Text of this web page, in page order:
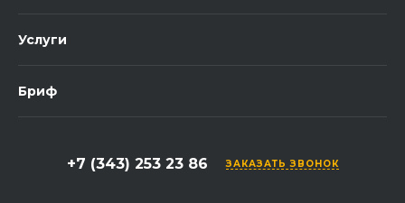
Услуги
Бриф
+7 (343) 253 23 86 ЗАКАЗАТЬ ЗВОНОК